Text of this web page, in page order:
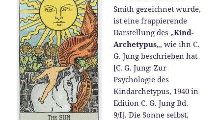
Smith gezeichnet wurde,
ist eine frappierende
Darstellung des „Kind-
Archetypus„, wie ihn C.
G. Jung beschrieben hat
[C. G. Jung: Zur
Psychologie des
Kindarchetypus, 1940 in
Edition C. G. Jung Bd.
9/I]. Die Sonne selbst,